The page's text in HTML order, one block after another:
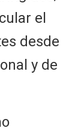
el
desde
y de